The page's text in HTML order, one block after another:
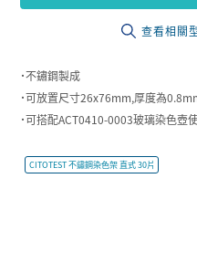
查看相關
˙不鏽鋼製成
˙可放置尺寸26x76mm,厚度為
˙可搭配ACT0410-0003玻璃染色壺
CITOTEST 不鏽鋼染色架 直式 30片